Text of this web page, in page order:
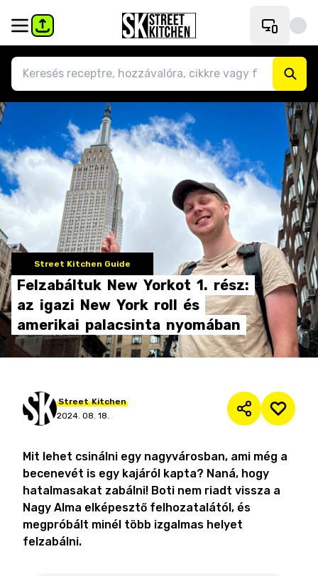
Street Kitchen Guide
Felzabáltuk New Yorkot 1. rész:
az igazi New York roll és
amerikai palacsinta nyomában
Street Kitchen
2024. 08. 18.
Mit lehet csinálni egy nagyvárosban, ami még a
becenevét is egy kajáról kapta? Naná, hogy
hatalmasakat zabálni! Boti nem riadt vissza a
Nagy Alma elképesztő felhozatalától, és
megpróbált minél több izgalmas helyet
felzabálni.